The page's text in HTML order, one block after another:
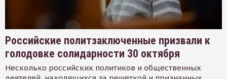
Российские политзаключенные призвали к
голодовке солидарности 30 октября
Несколько российских политиков и общественных